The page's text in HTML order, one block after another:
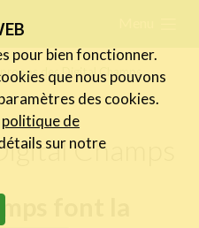
des Digital Champs
Champs
font la
Gallery
pour bien fonctionner.
que nous pouvons
des cookies.
politique de
sur notre